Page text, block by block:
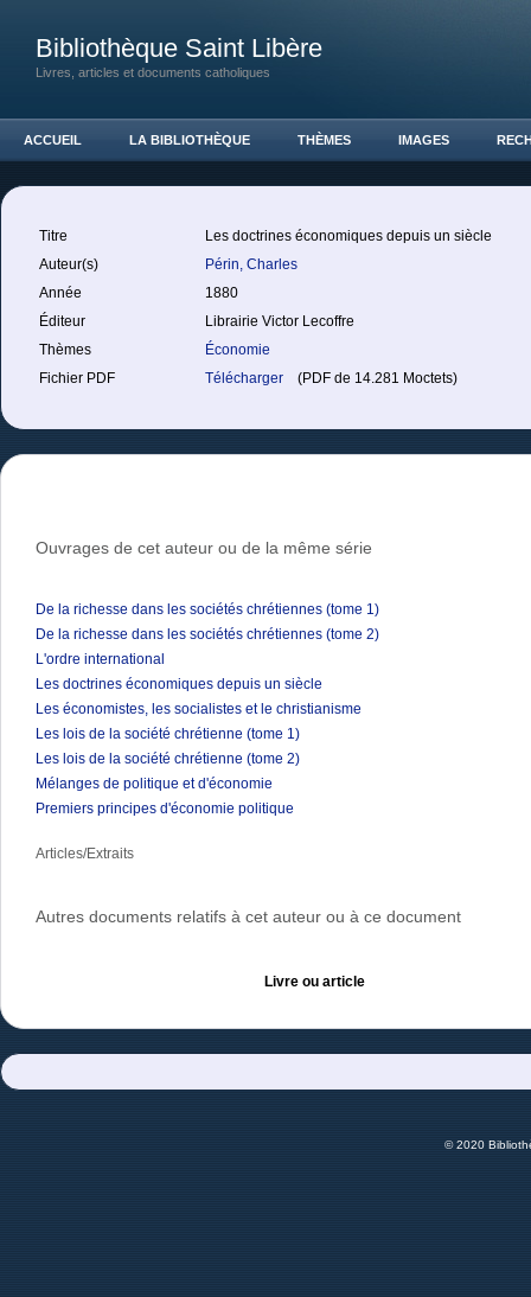
Bibliothèque Saint Libère
Livres, articles et documents catholiques
ACCUEIL LA BIBLIOTHÈQUE THÈMES IMAGES
Titre
Les doctrines économiques depuis un siècle
Auteur(s)
Périn, Charles
Année
1880
Éditeur
Librairie Victor Lecoffre
Thèmes
Économie
Fichier PDF
Télécharger (PDF de 14.281 Moctets)
Ouvrages de cet auteur ou de la même série
De la richesse dans les sociétés chrétiennes (tome 1)
De la richesse dans les sociétés chrétiennes (tome 2)
L'ordre international
Les doctrines économiques depuis un siècle
Les économistes, les socialistes et le christianisme
Les lois de la société chrétienne (tome 1)
Les lois de la société chrétienne (tome 2)
Mélanges de politique et d'économie
Premiers principes d'économie politique
Articles/Extraits
Autres documents relatifs à cet auteur ou à ce document
Livre ou article
© 2020